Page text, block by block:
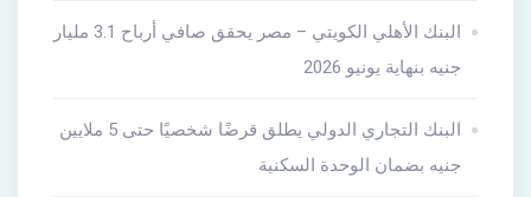
البنك الأهلي الكويتي – مصر يحقق صافي أرباح 3.1 مليار
جنيه بنهاية يونيو 2026
البنك التجاري الدولي يطلق قرضًا شخصيًا حتى 5 ملايين
جنيه بضمان الوحدة السكنية